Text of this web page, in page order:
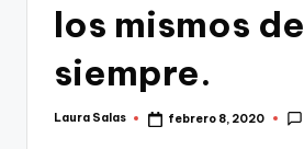
los mismos de
siempre.
Publicado
Laura Salas febrero 8, 2020